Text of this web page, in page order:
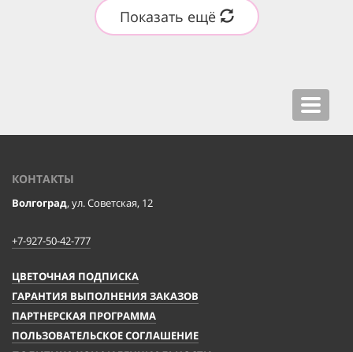
Показать ещё
Toggle
КОНТАКТЫ
Волгоград, ул. Советская, 12
+7-927-50-42-777
ЦВЕТОЧНАЯ ПОДПИСКА
ГАРАНТИЯ ВЫПОЛНЕНИЯ ЗАКАЗОВ
ПАРТНЕРСКАЯ ПРОГРАММА
ПОЛЬЗОВАТЕЛЬСКОЕ СОГЛАШЕНИЕ